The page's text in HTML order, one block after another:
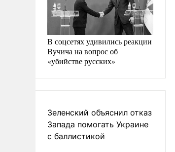
В соцсетях удивились реакции
Вучича на вопрос об
«убийстве русских»
Зеленский объяснил отказ
Запада помогать Украине
с баллистикой